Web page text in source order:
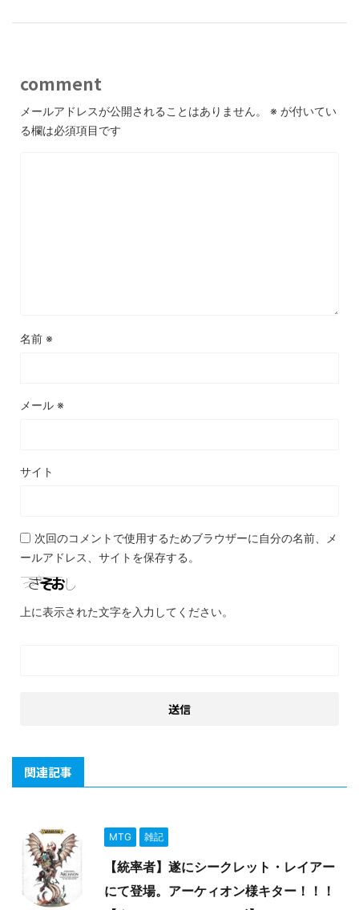
comment
メールアドレスが公開されることはありません。 ※ が付いてい
る欄は必須項目です
名前 ※
メール ※
サイト
次回のコメントで使用するためブラウザーに自分の名前、メ
ールアドレス、サイトを保存する。
上に表示された文字を入力してください。
関連記事
MTG 雑記
【統率者】遂にシークレット・レイアー
にて登場。アーケィオン様キター！！！